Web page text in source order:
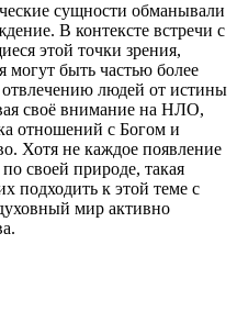
сущности обманывали
В контексте встречи с
этой точки зрения,
могут быть частью более
людей от истины
своё внимание на НЛО,
отношений с Богом и
Хотя не каждое появление
своей природе, такая
подходить к этой теме с
мир активно